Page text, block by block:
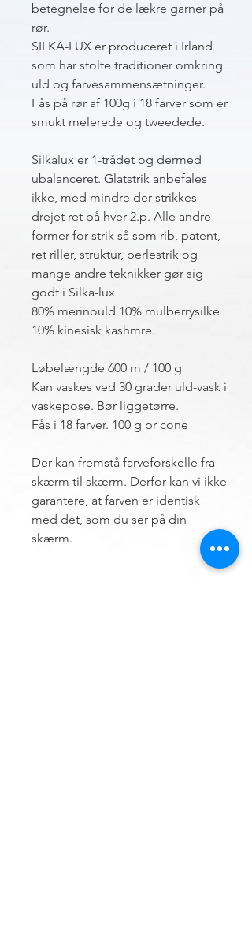
betegnelse for de lækre garner på
rør.
SILKA-LUX er produceret i Irland
som har stolte traditioner omkring
uld og farvesammensætninger.
Fås på rør af 100g i 18 farver som er
smukt melerede og tweedede.
Silkalux er 1-trådet og dermed
ubalanceret. Glatstrik anbefales
ikke, med mindre der strikkes
drejet ret på hver 2.p. Alle andre
former for strik så som rib, patent,
ret riller, struktur, perlestrik og
mange andre teknikker gør sig
godt i Silka-lux
80% merinould 10% mulberrysilke
10% kinesisk kashmre.
Løbelængde 600 m / 100 g
Kan vaskes ved 30 grader uld-vask i
vaskepose. Bør liggetørre.
Fås i 18 farver. 100 g pr cone
Der kan fremstå farveforskelle fra
skærm til skærm. Derfor kan vi ikke
garantere, at farven er identisk
med det, som du ser på din
skærm.